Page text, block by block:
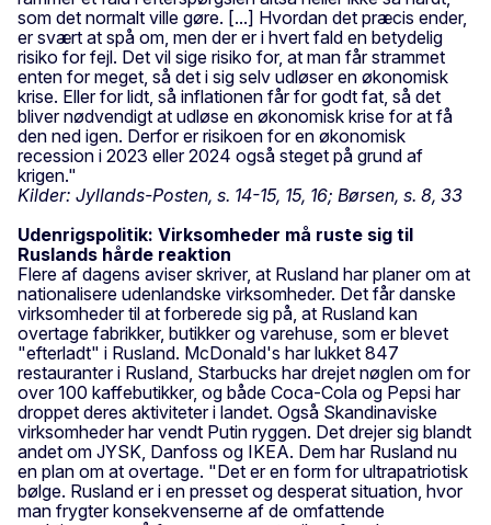
som det normalt ville gøre. [...] Hvordan det præcis ender,
er svært at spå om, men der er i hvert fald en betydelig
risiko for fejl. Det vil sige risiko for, at man får strammet
enten for meget, så det i sig selv udløser en økonomisk
krise. Eller for lidt, så inflationen får for godt fat, så det
bliver nødvendigt at udløse en økonomisk krise for at få
den ned igen. Derfor er risikoen for en økonomisk
recession i 2023 eller 2024 også steget på grund af
krigen."
Kilder: Jyllands-Posten, s. 14-15, 15, 16; Børsen, s. 8, 33
Udenrigspolitik: Virksomheder må ruste sig til
Ruslands hårde reaktion
Flere af dagens aviser skriver, at Rusland har planer om at
nationalisere udenlandske virksomheder. Det får danske
virksomheder til at forberede sig på, at Rusland kan
overtage fabrikker, butikker og varehuse, som er blevet
"efterladt" i Rusland. McDonald's har lukket 847
restauranter i Rusland, Starbucks har drejet nøglen om for
over 100 kaffebutikker, og både Coca-Cola og Pepsi har
droppet deres aktiviteter i landet. Også Skandinaviske
virksomheder har vendt Putin ryggen. Det drejer sig blandt
andet om JYSK, Danfoss og IKEA. Dem har Rusland nu
en plan om at overtage. "Det er en form for ultrapatriotisk
bølge. Rusland er i en presset og desperat situation, hvor
man frygter konsekvenserne af de omfattende